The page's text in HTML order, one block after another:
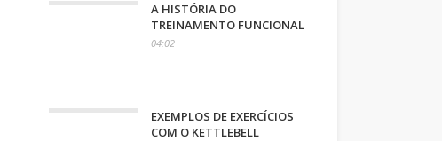
A HISTÓRIA DO
TREINAMENTO FUNCIONAL
04:02
EXEMPLOS DE EXERCÍCIOS
COM O KETTLEBELL